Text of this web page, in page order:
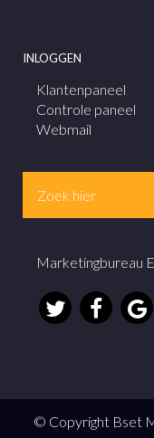
INLOGGEN
Klantenpaneel
Controle paneel
Webmail
Marketingbureau
© Copyright Bset